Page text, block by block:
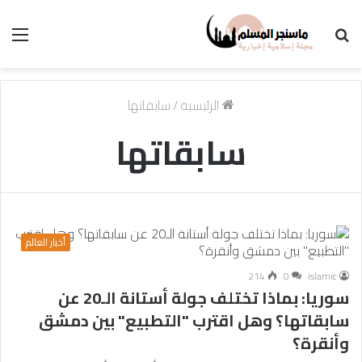
الرئيسية/سابقاتها
سابقاتها
أخبار العالم
islamic
0
214
سوريا: بماذا تختلف جولة أستانة الـ20 عن
سابقاتها؟ وهل اقترب "التطبيع" بين دمشق
وأنقرة؟